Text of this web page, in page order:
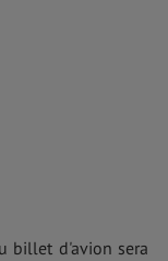
billet d'avion sera